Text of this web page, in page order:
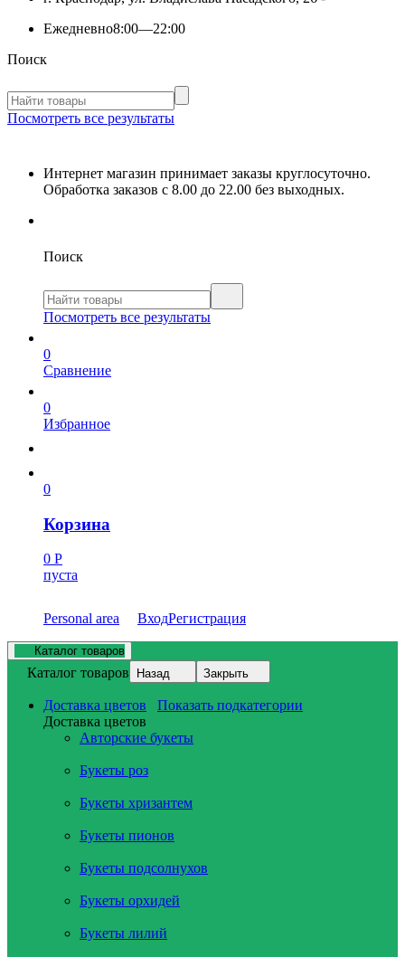
Ежедневно8:00—22:00
Поиск
Посмотреть все результаты
Интернет магазин принимает заказы круглосуточно.
Обработка заказов с 8.00 до 22.00 без выходных.
Поиск
Посмотреть все результаты
0
Сравнение
0
Избранное
0
Корзина
0 Р
пуста
Personal area ВходРегистрация
Каталог товаров
Каталог товаров Назад Закрыть
Доставка цветов
Показать подкатегории
Доставка цветов
Авторские букеты
Букеты роз
Букеты хризантем
Букеты пионов
Букеты подсолнухов
Букеты орхидей
Букеты лилий